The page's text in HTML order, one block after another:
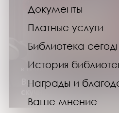
Документы
Платные услуги
Библиотека
История
Награды и
Ваше мнение
в течение года
Выставка изданий «Все
скучного»